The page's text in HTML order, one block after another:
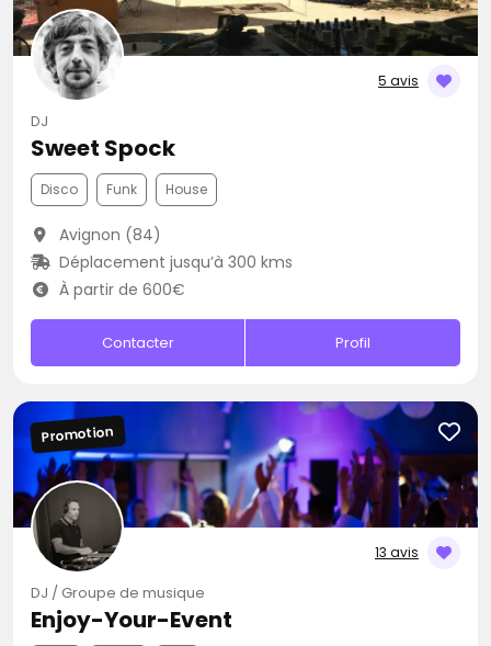
5 avis
DJ
Sweet Spock
Disco Funk House
Avignon (84)
Déplacement jusqu’à 300 kms
À partir de 600€
Contacter Profil
13 avis
Promotion
DJ / Groupe de musique
Enjoy-Your-Event